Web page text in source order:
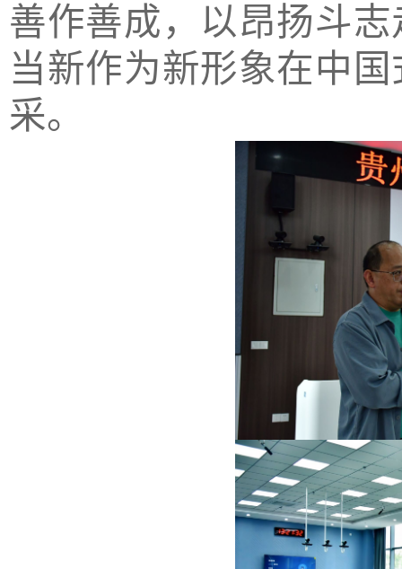
善作善成，以昂扬斗
当新作为新形象在中
采。